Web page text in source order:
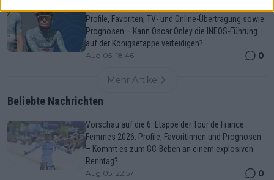
Profile, Favoriten, TV- und Online-Übertragung sowie
Prognosen – Kann Oscar Onley die INEOS-Führung
auf der Königsetappe verteidigen?
Aug 05, 18:46 0
Mehr Artikel
Beliebte Nachrichten
Vorschau auf die 6. Etappe der Tour de France
Femmes 2026: Profile, Favoritinnen und Prognosen
– Kommt es zum GC-Beben an einem explosiven
Renntag?
Aug 05, 22:57 0